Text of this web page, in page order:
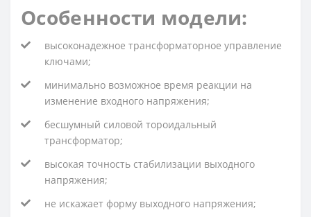
Особенности модели:
высоконадежное трансформаторное управление
ключами;
минимально возможное время реакции на
изменение входного напряжения;
бесшумный силовой тороидальный
трансформатор;
высокая точность стабилизации выходного
напряжения;
не искажает форму выходного напряжения;